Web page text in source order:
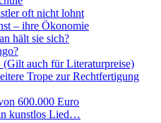
oft nicht lohnt
– ihre Ökonomie
hält sie sich?
auch für Literaturpreise)
Trope zur Rechtfertigung
600.000 Euro
kunstlos Lied…